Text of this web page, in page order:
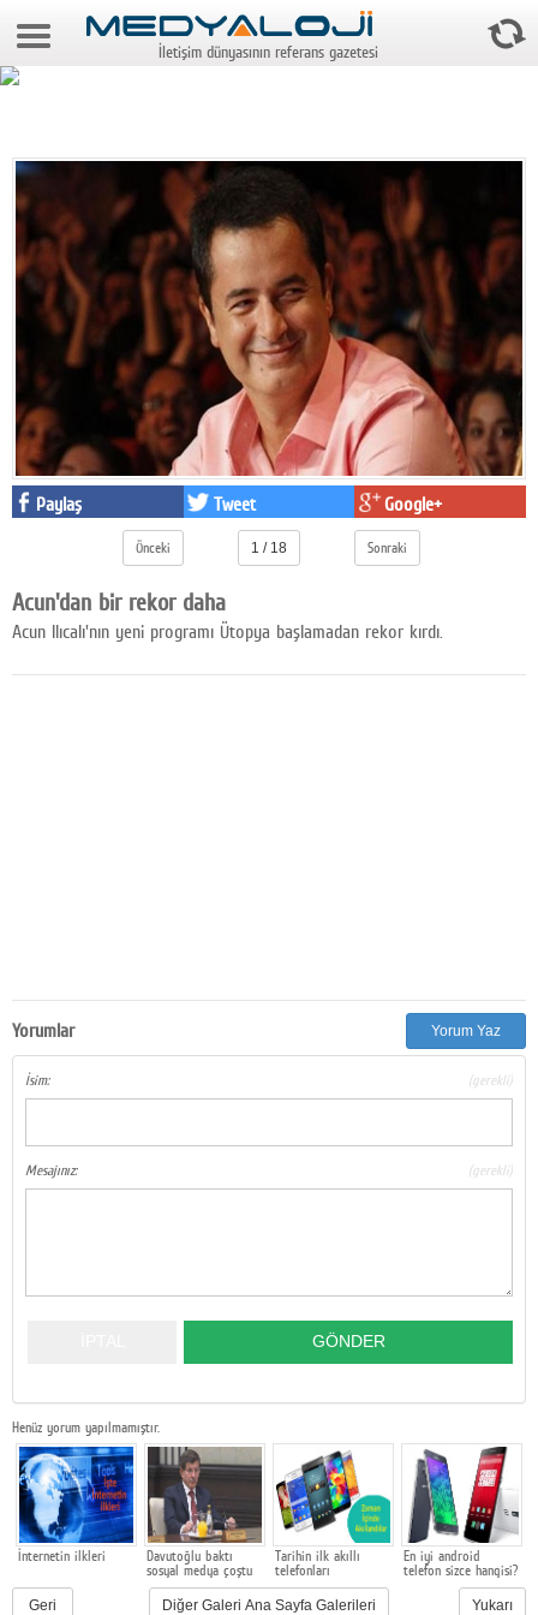
8 Ağustos 2026 9:17:40
Video Galeri
Gazeteler
Reyting-tiraj
Teknoloji
Televizyon
Dünya
Pr
Facebook
Diziler
Facebook
Twitter
Google Plus
© 2026 TÜM HAKLARI SAKLIDIR
İletişim dünyasının referans gazetesi
Paylaş Tweet Google+
Önceki 1 / 18 Sonraki
Acun'dan bir rekor daha
Acun Ilıcalı'nın yeni programı Ütopya başlamadan rekor kırdı.
Yorumlar Yorum Yaz
İsim: (gerekli)
Mesajınız: (gerekli)
Henüz yorum yapılmamıştır.
İnternetin ilkleri
Davutoğlu baktı
sosyal medya çoştu
Tarihin ilk akıllı
telefonları
En iyi android
telefon sizce hangisi?
Geri Diğer Galeri Ana Sayfa Galerileri Yukarı